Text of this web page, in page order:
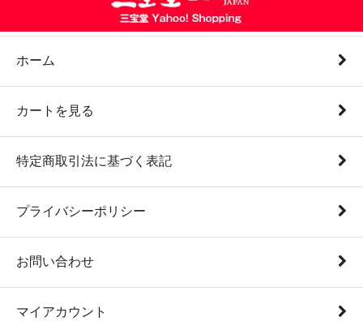
ホーム
カートを見る
特定商取引法に基づく表記
プライバシーポリシー
お問い合わせ
マイアカウント